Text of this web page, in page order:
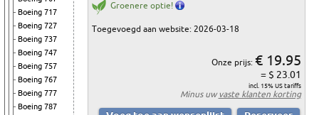
Boeing 717
Boeing 727
Boeing 737
Boeing 747
Boeing 757
Boeing 767
Boeing 777
Boeing 787
Groenere optie!
Toegevoegd aan website: 2026-03-18
Onze prijs: € 19.95
= $ 23.01
incl. 15% US tariffs
Minus uwvaste klanten korting